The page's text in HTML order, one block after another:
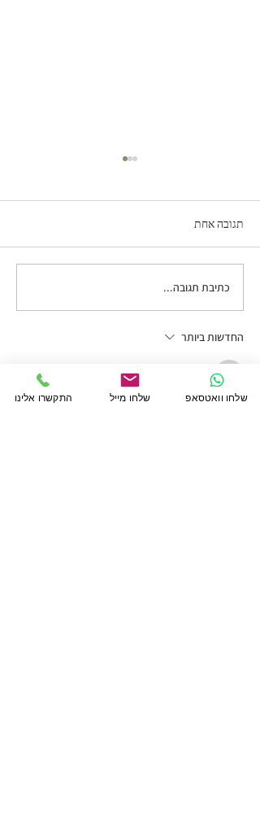
קסם האקראיות בציור
תגובה אחת
כתיבת תגובה...
החדשות ביותר
התקשרו אלינו שלחו מייל שלחו וואטסאפ